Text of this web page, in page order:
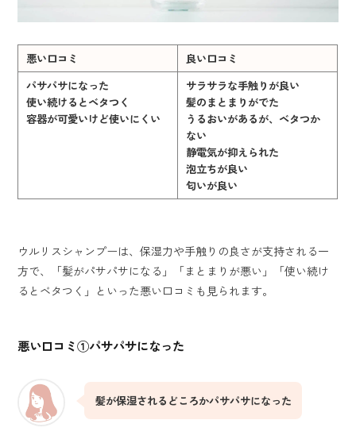
悪い口コミ
良い口コミ
パサパサになった
使い続けるとベタつく
容器が可愛いけど使いにくい
サラサラな手触りが良い
髪のまとまりがでた
うるおいがあるが、ベタつか
ない
静電気が抑えられた
泡立ちが良い
匂いが良い
ウルリスシャンプーは、保湿力や手触りの良さが支持される一
方で、「髪がパサパサになる」「まとまりが悪い」「使い続け
るとベタつく」といった悪い口コミも見られます。
悪い口コミ①パサパサになった
髪が保湿されるどころかパサパサになった